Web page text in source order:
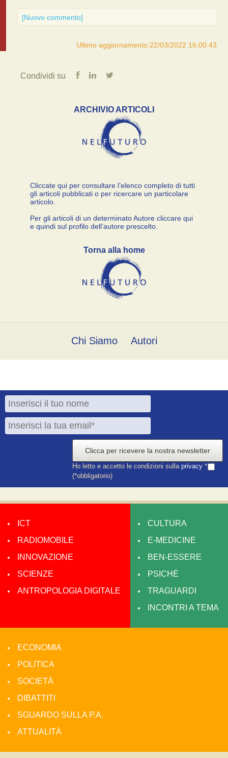
[Nuovo commento]
Ultimo aggiornamento:22/03/2022 16:00:43
Condividi su
ARCHIVIO ARTICOLI
Cliccate qui per consultare l’elenco completo di tutti
gli articoli pubblicati o per ricercare un particolare
articolo.
Per gli articoli di un determinato Autore cliccare qui
e quindi sul profilo dell’autore prescelto.
Torna alla home
Chi Siamo Autori
Clicca per ricevere la nostra newsletter
Ho letto e accetto le condizioni sulla privacy *
(*obbligatorio)
ICT
RADIOMOBILE
INNOVAZIONE
SCIENZE
ANTROPOLOGIA DIGITALE
CULTURA
E-MEDICINE
BEN-ESSERE
PSICHÉ
TRAGUARDI
INCONTRI A TEMA
ECONOMIA
POLITICA
SOCIETÀ
DIBATTITI
SGUARDO SULLA P.A.
ATTUALITÀ